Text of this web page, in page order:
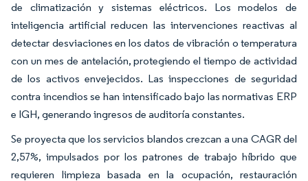
de climatización y sistemas eléctricos. Los modelos de
inteligencia artificial reducen las intervenciones reactivas al
detectar desviaciones en los datos de vibración o temperatura
con un mes de antelación, protegiendo el tiempo de actividad
de los activos envejecidos. Las inspecciones de seguridad
contra incendios se han intensificado bajo las normativas ERP
e IGH, generando ingresos de auditoría constantes.
Se proyecta que los servicios blandos crezcan a una CAGR del
2,57%, impulsados por los patrones de trabajo híbrido que
requieren limpieza basada en la ocupación, restauración